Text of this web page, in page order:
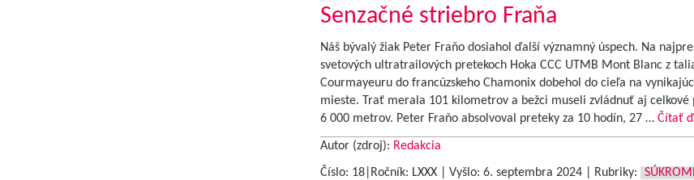
Senzačné striebro Fraňa
Náš bývalý žiak Peter Fraňo dosiahol ďalší významný úspech. Na
svetových ultratrailových pretekoch Hoka CCC UTMB Mont Blanc z
Courmayeuru do francúzskeho Chamonix dobehol do cieľa na
mieste. Trať merala 101 kilometrov a bežci museli zvládnuť aj celkové
6 000 metrov. Peter Fraňo absolvoval preteky za 10 hodín, 27 … Čítať
Autor (zdroj): Redakcia
Číslo: 18|Ročník: LXXX | Vyšlo: 6. septembra 2024| Rubriky: